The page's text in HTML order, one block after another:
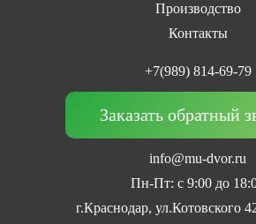
Производство
Контакты
+7(989) 814-69-79
Заказать обратный
info@mu-dvor.ru
Пн-Пт: с 9:00 до
г.Краснодар, ул.Котовского